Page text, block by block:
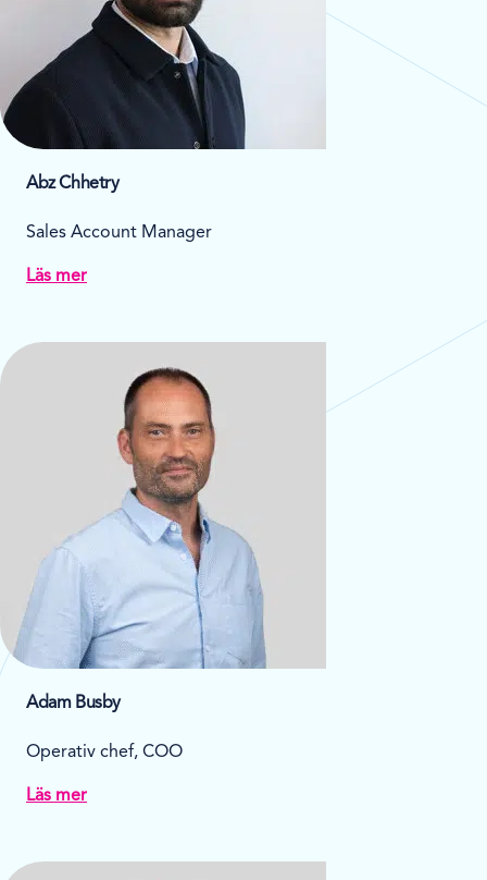
Abz Chhetry
Sales Account Manager
Läs mer
Adam Busby
Operativ chef, COO
Läs mer